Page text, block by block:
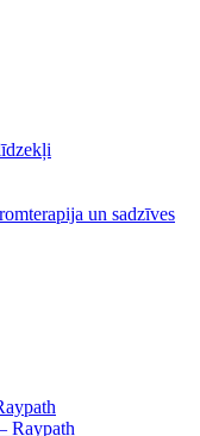
un sadzīves
Raypath